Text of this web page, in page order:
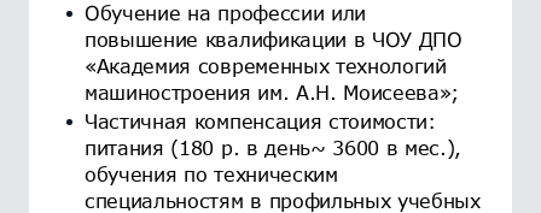
Обучение на профессии или
повышение квалификации в ЧОУ ДПО
«Академия современных технологий
машиностроения им. А.Н. Моисеева»;
Частичная компенсация стоимости:
питания (180 р. в день~ 3600 в мес.),
обучения по техническим
специальностям в профильных учебных